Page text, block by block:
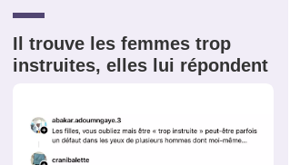
Il trouve les femmes trop
instruites, elles lui répondent
PSEUDO
VOTRE PARTICIPATION
Que souhaitez-vous
Quelques